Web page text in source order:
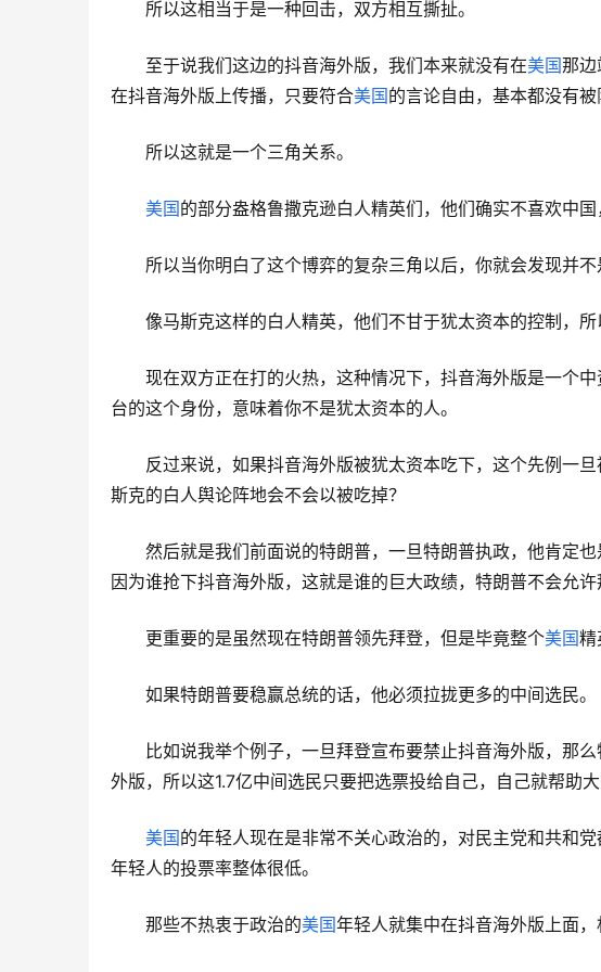
所以这相当于是一种回击，双方相互撕扯。
至于说我们这边的抖音海外版，我们本来就没有在美国那边
在抖音海外版上传播，只要符合美国的言论自由，基本都没有被
所以这就是一个三角关系。
美国的部分盎格鲁撒克逊白人精英们，他们确实不喜欢中国
所以当你明白了这个博弈的复杂三角以后，你就会发现并不
像马斯克这样的白人精英，他们不甘于犹太资本的控制，
现在双方正在打的火热，这种情况下，抖音海外版是一个
台的这个身份，意味着你不是犹太资本的人。
反过来说，如果抖音海外版被犹太资本吃下，这个先例一
斯克的白人舆论阵地会不会以被吃掉？
然后就是我们前面说的特朗普，一旦特朗普执政，他肯定
因为谁抢下抖音海外版，这就是谁的巨大政绩，特朗普不会允许
更重要的是虽然现在特朗普领先拜登，但是毕竟整个美国精
如果特朗普要稳赢总统的话，他必须拉拢更多的中间选民。
比如说我举个例子，一旦拜登宣布要禁止抖音海外版，那
外版，所以这1.7亿中间选民只要把选票投给自己，自己就帮助
美国的年轻人现在是非常不关心政治的，对民主党和共和
年轻人的投票率整体很低。
那些不热衷于政治的美国年轻人就集中在抖音海外版上面